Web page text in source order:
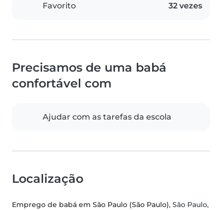
Favorito 32 vezes
Precisamos de uma babá
confortável com
Ajudar com as tarefas da escola
Localização
Emprego de babá em São Paulo (São Paulo), São Paulo,